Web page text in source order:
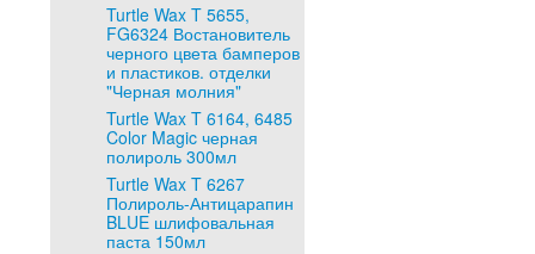
Turtle Wax T 5655,
FG6324 Востановитель
черного цвета бамперов
и пластиков. отделки
"Черная молния"
Turtle Wax T 6164, 6485
Color Magic черная
полироль 300мл
Turtle Wax T 6267
Полироль-Антицарапин
BLUE шлифовальная
паста 150мл